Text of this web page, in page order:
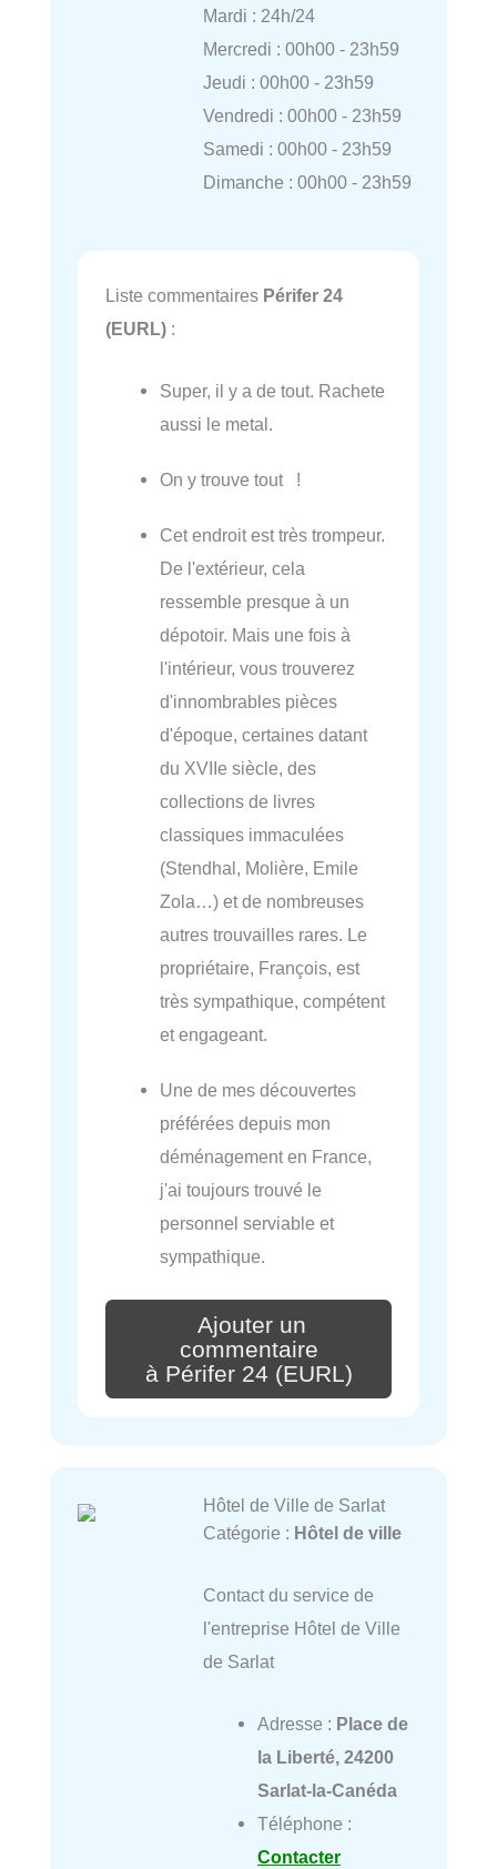
Mardi : 24h/24
Mercredi : 00h00 - 23h59
Jeudi : 00h00 - 23h59
Vendredi : 00h00 - 23h59
Samedi : 00h00 - 23h59
Dimanche : 00h00 - 23h59
Liste commentaires Périfer 24
(EURL) :
Super, il y a de tout. Rachete
aussi le metal.
On y trouve tout !
Cet endroit est très trompeur.
De l'extérieur, cela
ressemble presque à un
dépotoir. Mais une fois à
l'intérieur, vous trouverez
d'innombrables pièces
d'époque, certaines datant
du XVIIe siècle, des
collections de livres
classiques immaculées
(Stendhal, Molière, Emile
Zola…) et de nombreuses
autres trouvailles rares. Le
propriétaire, François, est
très sympathique, compétent
et engageant.
Une de mes découvertes
préférées depuis mon
déménagement en France,
j'ai toujours trouvé le
personnel serviable et
sympathique.
Ajouter un
commentaire
à Périfer 24 (EURL)
Hôtel de Ville de Sarlat
Catégorie : Hôtel de ville
Contact du service de
l'entreprise Hôtel de Ville
de Sarlat
Adresse : Place de
la Liberté, 24200
Sarlat-la-Canéda
Téléphone :
Contacter